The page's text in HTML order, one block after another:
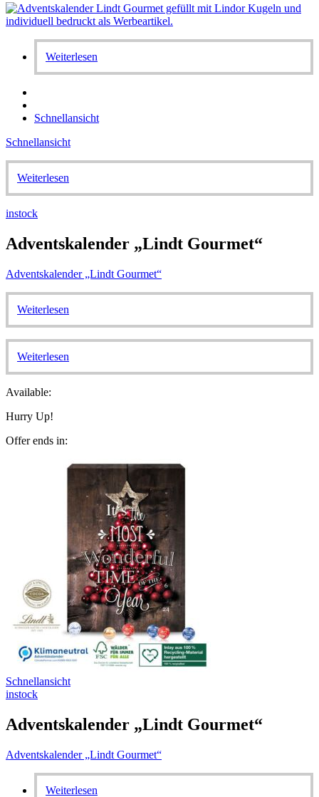
Weiterlesen
Schnellansicht
Schnellansicht
Weiterlesen
instock
Adventskalender „Lindt Gourmet“
Adventskalender „Lindt Gourmet“
Weiterlesen
Weiterlesen
Available:
Hurry Up!
Offer ends in:
Schnellansicht
instock
Adventskalender „Lindt Gourmet“
Adventskalender „Lindt Gourmet“
Weiterlesen